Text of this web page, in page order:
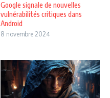
Google signale de nouvelles
vulnérabilités critiques dans
Android
8 novembre 2024